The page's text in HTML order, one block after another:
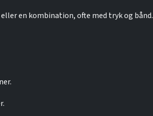
en kombination, ofte med tryk og bånd.